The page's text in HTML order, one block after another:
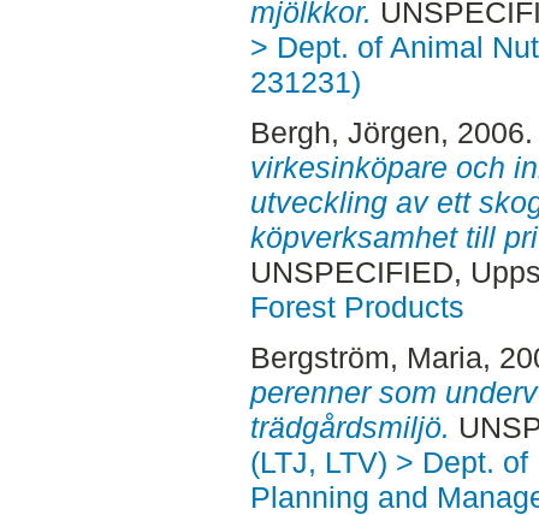
mjölkkor.
> Dept. of Animal
231231)
Bergh, Jörgen,
virkesinköpare och
utveckling av ett
köpverksamhet till
UNSPECIFIED,
Forest Products
Bergström, Maria,
perenner som
trädgårdsmiljö.
(LTJ, LTV) > Dept.
Planning and